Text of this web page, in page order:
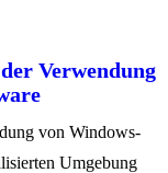
Verwendung
von Windows-
Umgebung